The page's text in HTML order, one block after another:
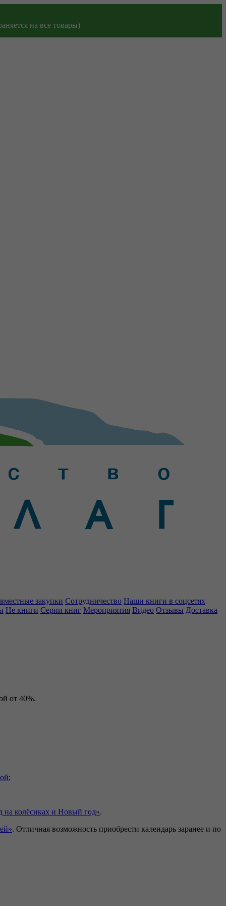
на все товары)
закупки Сотрудничество Наши книги в соцсетях
Не книги Серии книг Мероприятия Видео Отзывы Доставка
от 40%.
;
на колёсиках и Новый год».
. Отличная возможность приобрести календарь заранее и по